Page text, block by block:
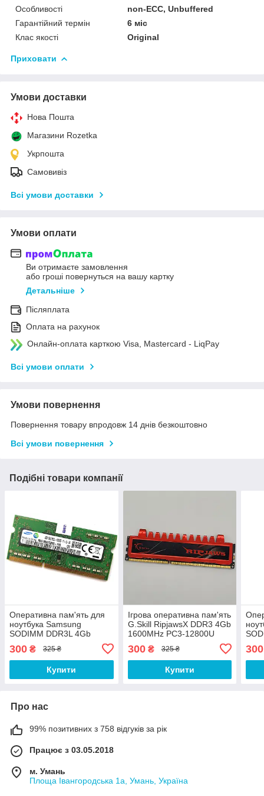
Особливості
non-ECC, Unbuffered
Гарантійний термін
6 міс
Клас якості
Original
Приховати
Умови доставки
Нова Пошта
Магазини Rozetka
Укрпошта
Самовивіз
Всі умови доставки
Умови оплати
Ви отримаєте замовлення
або гроші повернуться на вашу картку
Детальніше
Післяплата
Оплата на рахунок
Онлайн-оплата карткою Visa, Mastercard - LiqPay
Всі умови оплати
Умови повернення
Повернення товару впродовж 14 днів безкоштовно
Всі умови повернення
Подібні товари компанії
Оперативна пам'ять для
ноутбука Samsung
SODIMM DDR3L 4Gb
1R8 CL11
(M471B5173DB0-YK0) Б/В
300 ₴ 325 ₴
Купити
Ігрова оперативна пам'ять
G.Skill RipjawsX DDR3 4Gb
1600MHz PC3-12800U
2R8 CL9 (F3-12800CL9S-
4GBRL) Б/В
300₴ 325 ₴
Купити
1R8
300
Про нас
99% позитивних з 758 відгуків за рік
Працює з 03.05.2018
м. Умань
Площа Івангородська 1а, Умань, Україна